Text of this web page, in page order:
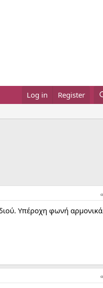
Log in Register
Υπέροχη φωνή αρμονικά